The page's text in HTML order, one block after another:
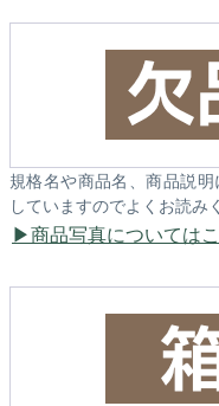
規格名や商品名、商品説
していますのでよくお読み
商品写真については